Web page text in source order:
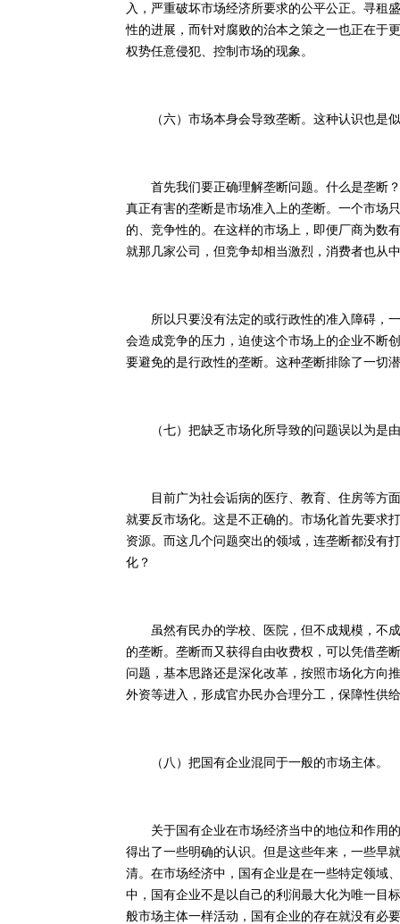
入，严重破坏市场经济所要求的公平公正。寻租
性的进展，而针对腐败的治本之策之一也正在于
权势任意侵犯、控制市场的现象。
（六）市场本身会导致垄断。这种认识也是
首先我们要正确理解垄断问题。什么是垄断？
真正有害的垄断是市场准入上的垄断。一个市场
的、竞争性的。在这样的市场上，即便厂商为数
就那几家公司，但竞争却相当激烈，消费者也从
所以只要没有法定的或行政性的准入障碍，一
会造成竞争的压力，迫使这个市场上的企业不断
要避免的是行政性的垄断。这种垄断排除了一切
（七）把缺乏市场化所导致的问题误以为是由
目前广为社会诟病的医疗、教育、住房等方面
就要反市场化。这是不正确的。市场化首先要求
资源。而这几个问题突出的领域，连垄断都没有
化？
虽然有民办的学校、医院，但不成规模，不成
的垄断。垄断而又获得自由收费权，可以凭借垄
问题，基本思路还是深化改革，按照市场化方向
外资等进入，形成官办民办合理分工，保障性供
（八）把国有企业混同于一般的市场主体。
关于国有企业在市场经济当中的地位和作用的
得出了一些明确的认识。但是这些年来，一些早
清。在市场经济中，国有企业是在一些特定领域
中，国有企业不是以自己的利润最大化为唯一目
般市场主体一样活动，国有企业的存在就没有必